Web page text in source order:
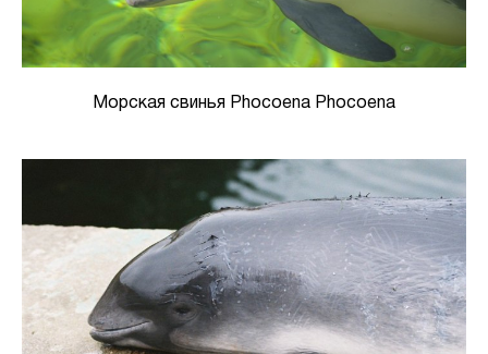
Морская свинья Phocoena Phocoena